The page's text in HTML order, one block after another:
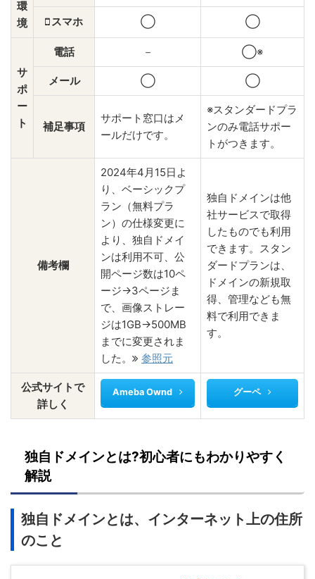
環
境
スマホ ◯ ◯
サ
ポ
ー
ト
電話 － ◯※
メール ◯ ◯
補足事項
サポート窓口はメ
ールだけです。
※スタンダードプラ
ンのみ電話サポー
トがつきます。
備考欄
2024年4月15日よ
り、ベーシックプ
ラン（無料プラ
ン）の仕様変更に
より、独自ドメイ
ンは利用不可、公
開ページ数は10ペ
ージ→3ページま
で、画像ストレー
ジは1GB→500MB
までに変更されま
した。
参照元
独自ドメインは他
社サービスで取得
したものでも利用
できます。スタン
ダードプランは、
ドメインの新規取
得、管理なども無
料で利用できま
す。
公式サイトで
詳しく
Ameba Ownd グーペ
独自ドメインとは?初心者にもわかりやすく
解説
独自ドメインとは、インターネット上の住所
のこと